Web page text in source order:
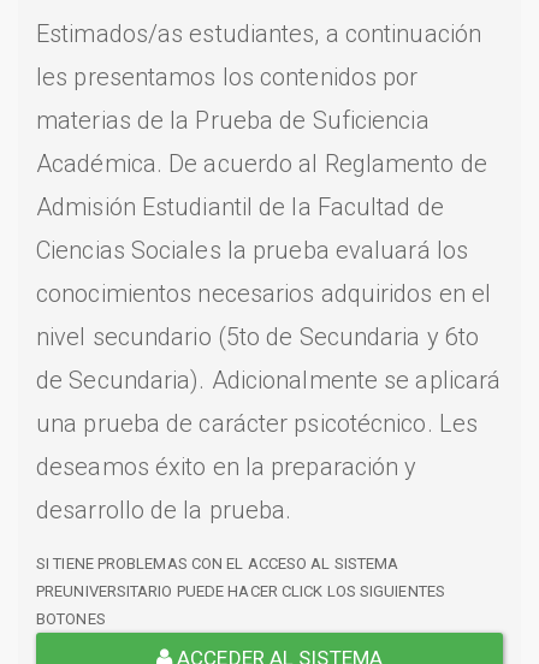
Estimados/as estudiantes, a continuación
les presentamos los contenidos por
materias de la Prueba de Suficiencia
Académica. De acuerdo al Reglamento de
Admisión Estudiantil de la Facultad de
Ciencias Sociales la prueba evaluará los
conocimientos necesarios adquiridos en el
nivel secundario (5to de Secundaria y 6to
de Secundaria). Adicionalmente se aplicará
una prueba de carácter psicotécnico. Les
deseamos éxito en la preparación y
desarrollo de la prueba.
SI TIENE PROBLEMAS CON EL ACCESO AL SISTEMA
PREUNIVERSITARIO PUEDE HACER CLICK LOS SIGUIENTES
BOTONES
ACCEDER AL SISTEMA